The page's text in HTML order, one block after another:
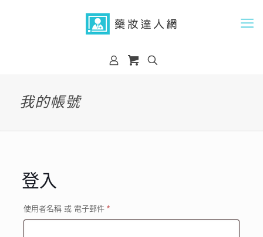
我的帳號
登入
使用者名稱 或 電子郵件 *必